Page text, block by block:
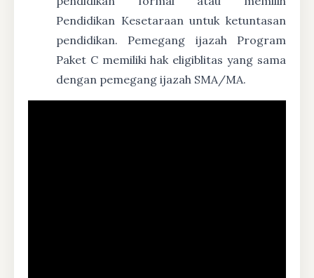
Pendidikan Kesetaraan untuk ketuntasan
pendidikan. Pemegang ijazah Program
Paket C memiliki hak eligiblitas yang sama
dengan pemegang ijazah SMA/MA.